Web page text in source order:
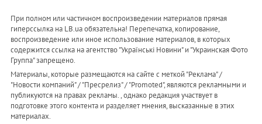
При полном или частичном воспроизведении материалов прямая
гиперссылка на LB.ua обязательна! Перепечатка, копирование,
воспроизведение или иное использование материалов, в которых
содержится ссылка на агентство "Українськi Новини" и "Украинская Фото
Группа" запрещено.
Материалы, которые размещаются на сайте с меткой "Реклама" /
"Новости компаний" / "Пресрелиз" / "Promoted", являются рекламными и
публикуются на правах рекламы. , однако редакция участвует в
подготовке этого контента и разделяет мнения, высказанные в этих
материалах.